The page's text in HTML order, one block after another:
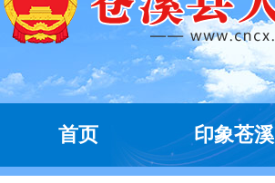
首页 印象苍溪